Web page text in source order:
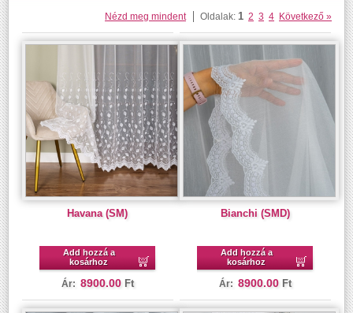
Nézd meg mindent Oldalak: 1 2 3 4 Következő »
Havana (SM)
Add hozzá a
kosárhoz
Ár: 8900.00 Ft
Bianchi (SMD)
Add hozzá a
kosárhoz
Ár: 8900.00 Ft